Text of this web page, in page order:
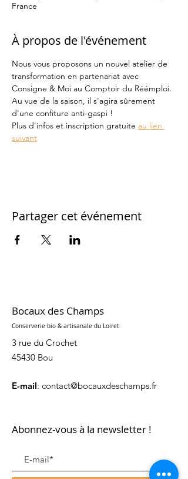
France
À propos de l'événement
Nous vous proposons un nouvel atelier de
transformation en partenariat avec
Consigne & Moi au Comptoir du Réémploi.
Au vue de la saison, il s'agira sûrement
d'une confiture anti-gaspi !
Plus d'infos et inscription gratuite au lien
suivant
Partager cet événement
Bocaux des Champs
Conserverie bio & artisanale du Loiret
3 rue du Crochet
45430 Bou
E-mail: contact@bocauxdeschamps.fr
Abonnez-vous à la newsletter !